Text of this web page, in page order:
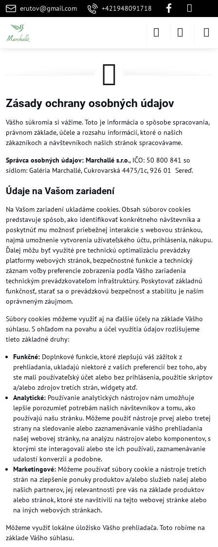
erutov@gmail.com +421948091718
Zásady ochrany osobných údajov
Vášho súkromia si vážime. Toto je informácia o spôsobe spracovania,
právnom základe, účele a rozsahu informácií, ktoré o našich
zákazníkoch a návštevníkoch našich stránok spracovávame.
Správca osobných údajov: Marchallé s.r.o., IČO: 50 800 841 so
sídlom: Galéria Marchallé, Cukrovarská 4475/1c, 926 01 Sereď.
Údaje na Vašom zariadení
Na Vašom zariadení ukladáme cookies. Obsah súborov cookies
predstavuje spôsob, ako identifikovať konkrétneho návštevníka a
poskytnúť mu možnosť priebežnej interakcie s webovou stránkou,
najmä umožnenie vytvorenia užívateľského účtu, prihlásenia, nákupu.
Ďalej môžu byť využité pre technickú optimalizáciu prevádzky
platformy webových stránok, bezpečnostné funkcie a technický
záznam voľby preferencie zobrazenia podľa Vášho zariadenia
technickým prevádzkovateľom infraštruktúry. Poskytovať základnú
funkčnosť, starať sa o prevádzkovú bezpečnosť a stabilitu je naším
oprávneným záujmom.
Súbory cookies môžeme využiť aj na ďalšie účely na základe Vášho
súhlasu. S ohľadom na povahu a účel využitia údajov rozlišujeme
tieto základné druhy:
Funkčné: Doplnkové funkcie, ktoré zlepšujú váš zážitok z
prehliadania, ukladajú niektoré z vašich preferencií bez toho, aby
ste mali používateľský účet alebo bez prihlásenia, použitie skriptov
a/alebo zdrojov tretích strán, widgety atď.
Analytické: Používanie analytických nástrojov nám umožňuje
lepšie porozumieť potrebám našich návštevníkov a tomu, ako
používajú našu stránku. Môžeme použiť nástroje prvej alebo tretej
strany na sledovanie alebo zaznamenávanie vášho prehliadania
našej webovej stránky, na analýzu nástrojov alebo komponentov, s
ktorými ste interagovali alebo ste ich používali, zaznamenávanie
udalostí konverzií a podobne.
Marketingové: Môžeme používať súbory cookie a nástroje tretích
strán na zlepšenie ponuky produktov a/alebo služieb našej alebo
našich partnerov, jej relevantnosti pre vás na základe produktov
alebo stránok, ktoré ste navštívili na tejto webovej stránke alebo
na iných webových stránkach.
Môžeme využiť lokálne úložisko Vášho prehliadača. Toto robíme na
základe Vášho súhlasu.